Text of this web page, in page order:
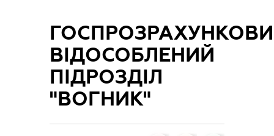
ВІДОСОБЛЕНИЙ
ПІДРОЗДІЛ
"ВОГНИК"